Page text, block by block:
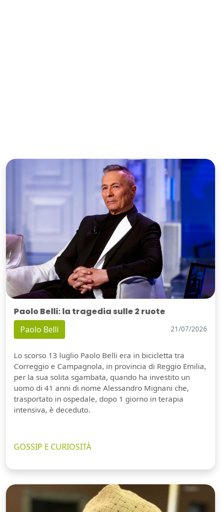
Paolo Belli: la tragedia sulle 2 ruote
Paolo Belli 21/07/2026
Lo scorso 13 luglio Paolo Belli era in bicicletta tra
Correggio e Campagnola, in provincia di Reggio Emilia,
per la sua solita sgambata, quando ha investito un
uomo di 41 anni di nome Alessandro Mignani che,
trasportato in ospedale, dopo 1 giorno in terapia
intensiva, è deceduto.
GOSSIP E CURIOSITÀ